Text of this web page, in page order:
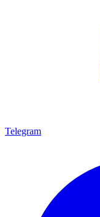
Telegram